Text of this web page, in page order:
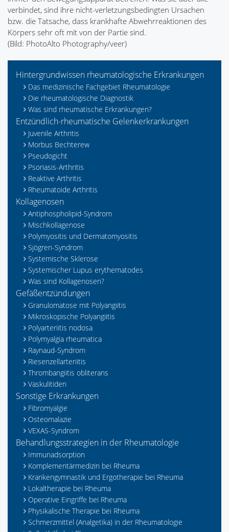
verbindet, sind ihre nicht-verletzungsbedingten Ursachen
bzw. die Tatsache, dass krankhafte Abwehrreaktionen des
Körpers sehr oft mit von der Partie sind.
(Bild: PhotoAlto Photography/veer)
Hintergrundwissen rheumatologische Erkrankungen
Das medizinische Fachgebiet Rheumatologie
Die rheumatologische Diagnostik
Was sind rheumatische Erkrankungen?
Entzündlich-rheumatische Gelenkerkrankungen
Juvenile Arthritis
Morbus Bechterew
Pseudogicht
Psoriasis-Arthritis
Reaktive Arthritis
Rheumatoide Arthritis
Kollagenosen
Antiphospholipid-Syndrom
Mischkollagenose
Polymyositis und Dermatomyositis
Sjögren-Syndrom
Systemische Sklerose
Systemischer Lupus erythematodes
Was sind Kollagenosen?
Gefäßentzündungen
Granulomatose mit Polyangiitis
Mikroskopische Polyangiitis
Polyarteriitis nodosa
Polymyalgia rheumatica
Raynaud-Syndrom
Riesenzellarteriitis
Thrombangiitis obliterans
Vaskulitiden
Sonstige Erkrankungen
Fibromyalgie
Osteomalazie
VEXAS-Syndrom
Behandlungsstrategien in der Rheumatologie
Immunadsorption
Komplementärmedizin bei Rheuma
Krankengymnastik und Ergotherapie bei Rheuma
Lokaltherapie bei Rheuma
Operative Eingriffe bei Rheuma
Physikalische Therapie bei Rheuma
Schmerzmittel (Analgetika) in der Rheumatologie